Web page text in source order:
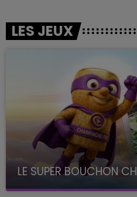
LES JEUX
LE SUPER BOUCHON
avec La Famille